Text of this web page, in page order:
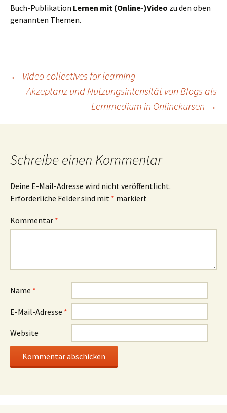
Buch-Publikation Lernen mit (Online-)Video zu den oben
genannten Themen.
Beitragsnavigation
← Video collectives for learning
Akzeptanz und Nutzungsintensität von Blogs als
Lernmedium in Onlinekursen →
Schreibe einen Kommentar
Deine E-Mail-Adresse wird nicht veröffentlicht.
Erforderliche Felder sind mit * markiert
Kommentar *
Name *
E-Mail-Adresse *
Website